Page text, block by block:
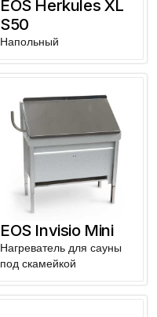
EOS Herkules XL
S50
Напольный
EOS Invisio Mini
Нагреватель для сауны
под скамейкой